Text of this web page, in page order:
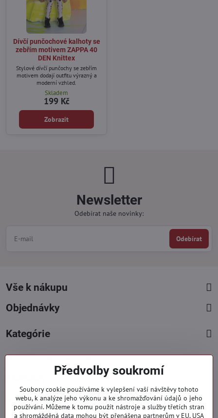
Dívčí punčochové kalhoty se
zebřím motivem ZAPPA 40
DEN Knittex
Stylové dívčí punčochy se zebřím
motivem dodají outfitu výrazný a
moderní vzhled.
Skladem
199 Kč
Zobrazit
Newsletter
Odebírat naše novinky:
Odebírat
Vše k nákupu
Objednávky
Kategórie
+421 919 060 751
Pondělí - Pátek : 09:00 - 15:00 hod.
Předvolby soukromí
Soubory cookie používáme k vylepšení vaší návštěvy tohoto
webu, k analýze jeho výkonu a ke shromažďování údajů o jeho
používání. Můžeme k tomu použít nástroje a služby třetích stran
a shromážděná data mohou být přenášena partnerům v EU, USA